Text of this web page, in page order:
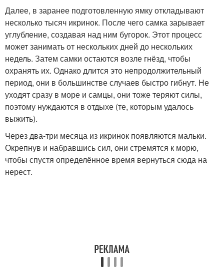
Далее, в заранее подготовленную ямку откладывают
несколько тысяч икринок. После чего самка зарывает
углубление, создавая над ним бугорок. Этот процесс
может занимать от нескольких дней до нескольких
недель. Затем самки остаются возле гнёзд, чтобы
охранять их. Однако длится это непродолжительный
период, они в большинстве случаев быстро гибнут. Не
уходят сразу в море и самцы, они тоже теряют силы,
поэтому нуждаются в отдыхе (те, которым удалось
выжить).
Через два-три месяца из икринок появляются мальки.
Окрепнув и набравшись сил, они стремятся к морю,
чтобы спустя определённое время вернуться сюда на
нерест.